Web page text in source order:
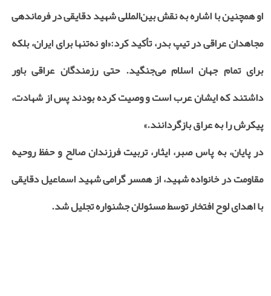
او همچنین با اشاره به نقش بین‌المللی شهید دقایقی در فرماندهی
مجاهدان عراقی در تیپ بدر، تأکید کرد:«او نه‌تنها برای ایران، بلکه
برای تمام جهان اسلام می‌جنگید. حتی رزمندگان عراقی باور
داشتند که ایشان عرب است و وصیت کرده بودند پس از شهادت،
پیکرش را به عراق بازگردانند.»
در پایان، به پاس صبر، ایثار، تربیت فرزندان صالح و حفظ روحیه
مقاومت در خانواده شهید، از همسر گرامی شهید اسماعیل دقایقی
با اهدای لوح افتخار توسط مسئولان جشنواره تجلیل شد.